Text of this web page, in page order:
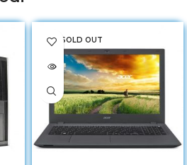
SOLD OUT